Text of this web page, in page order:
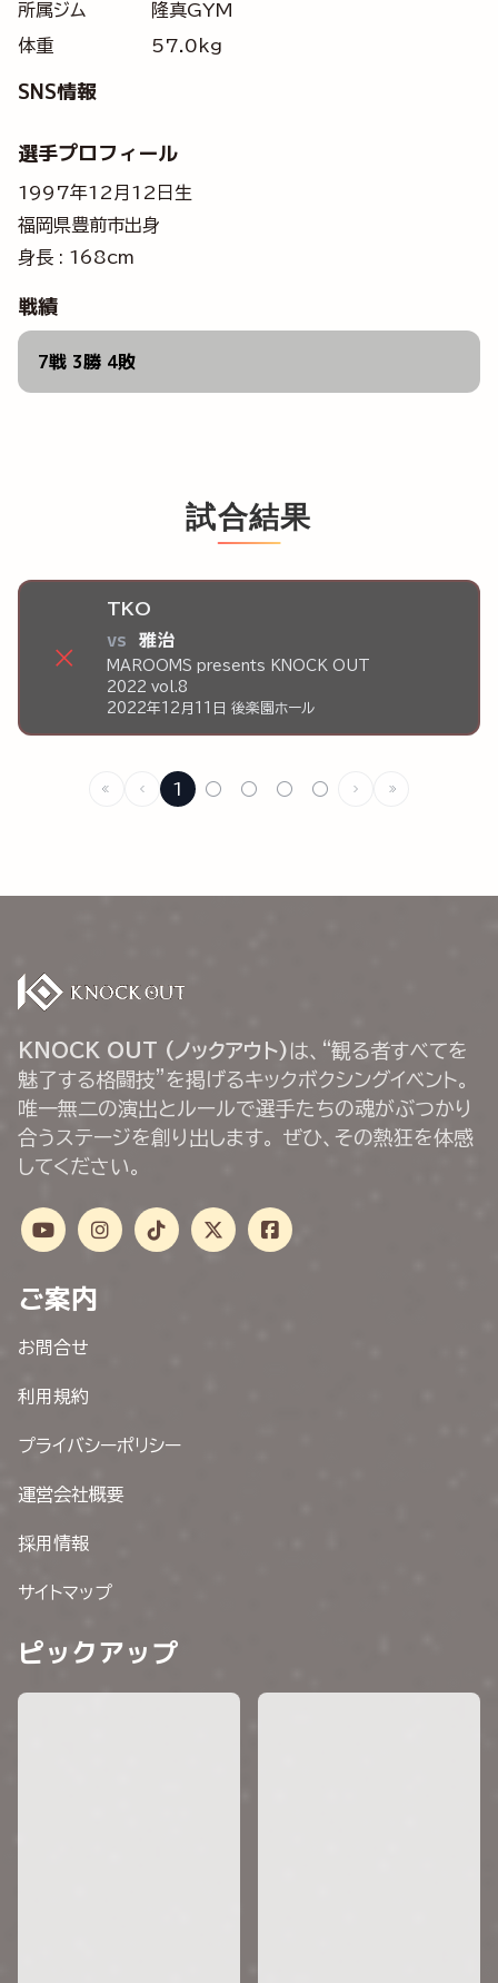
所属ジム
隆真GYM
体重
57.0kg
SNS情報
選手プロフィール
1997年12月12日生
福岡県豊前市出身
身長 : 168cm
戦績
7戦 3勝 4敗
試合結果
×
TKO
vs 雅治
MAROOMS presents KNOCK OUT
2022 vol.8
2022年12月11日 後楽園ホール
1 ○ ○ ○ ○
KNOCK OUT (ノックアウト) は、“観る者すべてを
魅了する格闘技”を掲げるキックボクシングイベント。
唯一無二の演出とルールで選手たちの魂がぶつかり
合うステージを創り出します。 ぜひ、その熱狂を体感
してください。
ご案内
お問合せ
利用規約
プライバシーポリシー
運営会社概要
採用情報
サイトマップ
ピックアップ